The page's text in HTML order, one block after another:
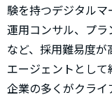
験を持つデジタルマ
運用コンサル、プ
など、採用難易度
エージェントとし
企業の多くがクライ